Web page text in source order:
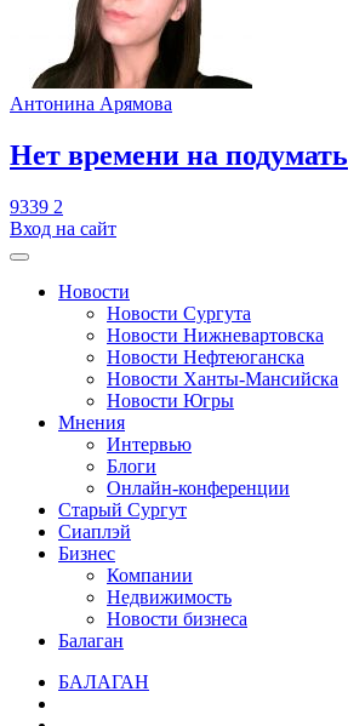
Антонина Арямова
​Нет времени на подумать
9339 2
Вход на сайт
Новости
Новости Сургута
Новости Нижневартовска
Новости Нефтеюганска
Новости Ханты-Мансийска
Новости Югры
Мнения
Интервью
Блоги
Онлайн-конференции
Старый Сургут
Сиаплэй
Бизнес
Компании
Недвижимость
Новости бизнеса
Балаган
БАЛАГАН